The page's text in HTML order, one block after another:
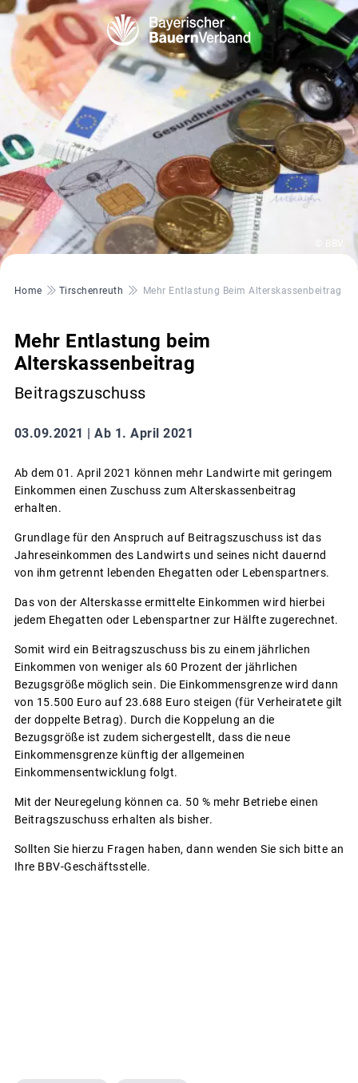
© BBV
Pfadnavigation
Home Tirschenreuth Mehr Entlastung Beim Alterskassenbeitrag
Mehr Entlastung beim
Alterskassenbeitrag
Beitragszuschuss
03.09.2021 | Ab 1. April 2021
Ab dem 01. April 2021 können mehr Landwirte mit geringem
Einkommen einen Zuschuss zum Alterskassenbeitrag
erhalten.
Grundlage für den Anspruch auf Beitragszuschuss ist das
Jahreseinkommen des Landwirts und seines nicht dauernd
von ihm getrennt lebenden Ehegatten oder Lebenspartners.
Das von der Alterskasse ermittelte Einkommen wird hierbei
jedem Ehegatten oder Lebenspartner zur Hälfte zugerechnet.
Somit wird ein Beitragszuschuss bis zu einem jährlichen
Einkommen von weniger als 60 Prozent der jährlichen
Bezugsgröße möglich sein. Die Einkommensgrenze wird dann
von 15.500 Euro auf 23.688 Euro steigen (für Verheiratete gilt
der doppelte Betrag). Durch die Koppelung an die
Bezugsgröße ist zudem sichergestellt, dass die neue
Einkommensgrenze künftig der allgemeinen
Einkommensentwicklung folgt.
Mit der Neuregelung können ca. 50 % mehr Betriebe einen
Beitragszuschuss erhalten als bisher.
Sollten Sie hierzu Fragen haben, dann wenden Sie sich bitte an
Ihre BBV-Geschäftsstelle.